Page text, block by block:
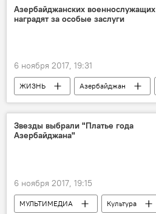
Эльдост Байрамов
радиоведущий
Азербайджанских военнослужащих
наградят за особые заслуги
6 ноября 2017, 19:31
ЖИЗНЬ Азербайджан
Звезды выбрали "Платье года
Азербайджана"
6 ноября 2017, 19:15
МУЛЬТИМЕДИА Культура